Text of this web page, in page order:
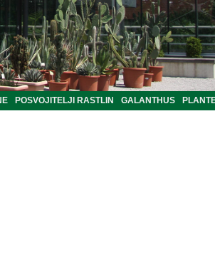
POSVOJITELJI RASTLIN GALANTHUS